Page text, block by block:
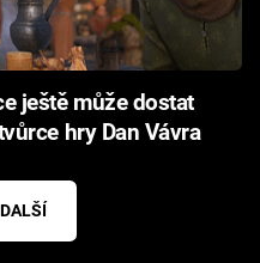
ještě může dostat
hry Dan Vávra